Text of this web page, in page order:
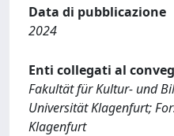
Data di pubblicazione
2024
Enti collegati al
Fakultät für Kultur- und
Universität Klagenfurt;
Klagenfurt